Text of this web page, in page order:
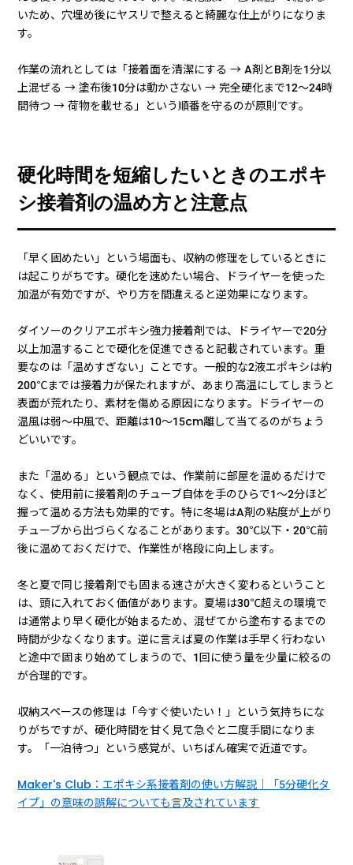
いため、穴埋め後にヤスリで整えると綺麗な仕上がりになりま
す。
作業の流れとしては「接着面を清潔にする → A剤とB剤を1分以
上混ぜる → 塗布後10分は動かさない → 完全硬化まで12〜24時
間待つ → 荷物を載せる」という順番を守るのが原則です。
硬化時間を短縮したいときのエポキ
シ接着剤の温め方と注意点
「早く固めたい」という場面も、収納の修理をしているときに
は起こりがちです。硬化を速めたい場合、ドライヤーを使った
加温が有効ですが、やり方を間違えると逆効果になります。
ダイソーのクリアエポキシ強力接着剤では、ドライヤーで20分
以上加温することで硬化を促進できると記載されています。重
要なのは「温めすぎない」ことです。一般的な2液エポキシは約
200℃までは接着力が保たれますが、あまり高温にしてしまうと
表面が荒れたり、素材を傷める原因になります。ドライヤーの
温風は弱〜中風で、距離は10〜15cm離して当てるのがちょう
どいいです。
また「温める」という観点では、作業前に部屋を温めるだけで
なく、使用前に接着剤のチューブ自体を手のひらで1〜2分ほど
握って温める方法も効果的です。特に冬場はA剤の粘度が上がり
チューブから出づらくなることがあります。30℃以下・20℃前
後に温めておくだけで、作業性が格段に向上します。
冬と夏で同じ接着剤でも固まる速さが大きく変わるということ
は、頭に入れておく価値があります。夏場は30℃超えの環境で
は通常より早く硬化が始まるため、混ぜてから塗布するまでの
時間が少なくなります。逆に言えば夏の作業は手早く行わない
と途中で固まり始めてしまうので、1回に使う量を少量に絞るの
が合理的です。
収納スペースの修理は「今すぐ使いたい！」という気持ちにな
りがちですが、硬化時間を甘く見て急ぐと二度手間になりま
す。「一泊待つ」という感覚が、いちばん確実で近道です。
Maker's Club：エポキシ系接着剤の使い方解説｜「5分硬化タ
イプ」の意味の誤解についても言及されています